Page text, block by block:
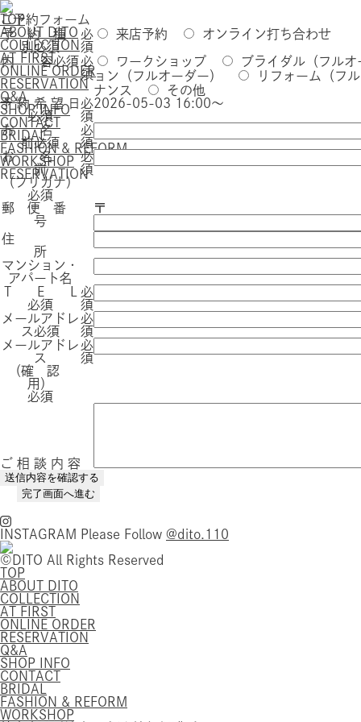
TOP
ABOUT DITO
COLLECTION
AT FIRST
ONLINE ORDER
RESERVATION
Q&A
SHOP INFO
CONTACT
BRIDAL
FASHION & REFORM
WORKSHOP
RESERVATION
ご予約フォーム
予 約 種
別必須
必
須
来店予約 オンライン打ち合わせ
内 容必須 必
須
ワークショップ
ブライダル（フルオ
ョン（フルオーダー）
リフォーム（フ
ナンス
その他
予 約 希 望 日
必須
必
須
2026-05-03 16:00～
お 名
前必須
必
須
お 名
前
（フリガナ）
必須
必
須
郵 便 番
号
〒
住
所
マンション・
アパート名
T E L
必須
必
須
メールアドレ
ス 必須
必
須
メールアドレ
ス
（確 認
用）
必須
必
須
ご 相 談 内 容
INSTAGRAM Please Follow @dito.110
©DITO All Rights Reserved
TOP
ABOUT DITO
COLLECTION
AT FIRST
ONLINE ORDER
RESERVATION
Q&A
SHOP INFO
CONTACT
BRIDAL
FASHION & REFORM
WORKSHOP